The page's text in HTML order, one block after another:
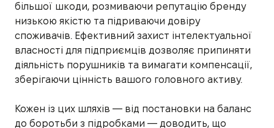
більшої шкоди, розмиваючи репутацію бренду
низькою якістю та підриваючи довіру
споживачів. Ефективний захист інтелектуальної
власності для підприємців дозволяє припиняти
діяльність порушників та вимагати компенсації,
зберігаючи цінність вашого головного активу.
Кожен із цих шляхів — від постановки на баланс
до боротьби з підробками — доводить, що